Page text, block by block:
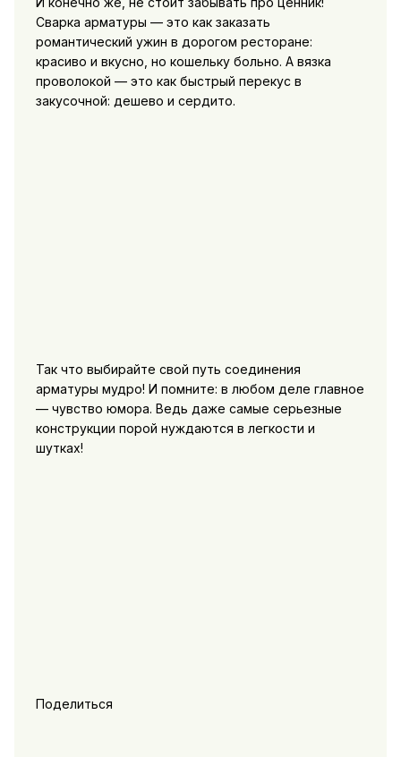
Сварка арматуры — это как заказать
романтический ужин в дорогом ресторане:
красиво и вкусно, но кошельку больно. А вязка
проволокой — это как быстрый перекус в
закусочной: дешево и сердито.
Так что выбирайте свой путь соединения
арматуры мудро! И помните: в любом деле главное
— чувство юмора. Ведь даже самые серьезные
конструкции порой нуждаются в легкости и
шутках!
Поделиться